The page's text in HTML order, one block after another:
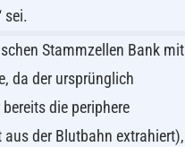
sei.
Stammzellen Bank mit
da der ursprünglich
die periphere
der Blutbahn extrahiert),